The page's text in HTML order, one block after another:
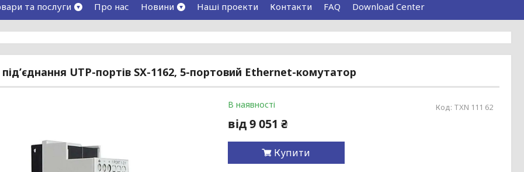
та послуги Про нас Новини Наші проекти Контакти FAQ Download Center
UTP-портів SX-1162, 5-портовий Ethernet-комутатор
В наявності Код: TXN 111 62
від9 051 ₴
Купити